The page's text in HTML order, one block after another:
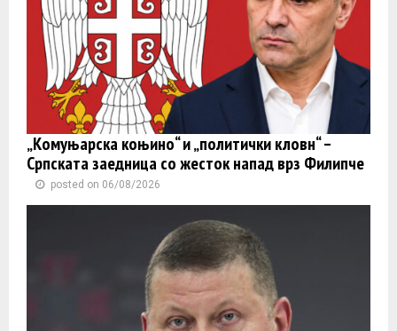
„Комуњарска коњино“ и „политички кловн“ –
Српската заедница со жесток напад врз Филипче
posted on 06/08/2026